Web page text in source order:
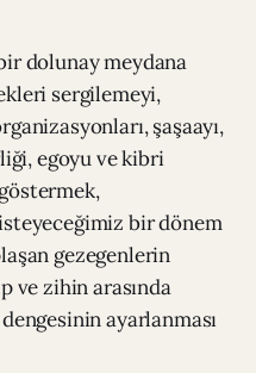
dolunay meydana
sergilemeyi,
şaşaayı,
egoyu ve kibri
bir dönem
gezegenlerin
ve zihin arasında
ayarlanması